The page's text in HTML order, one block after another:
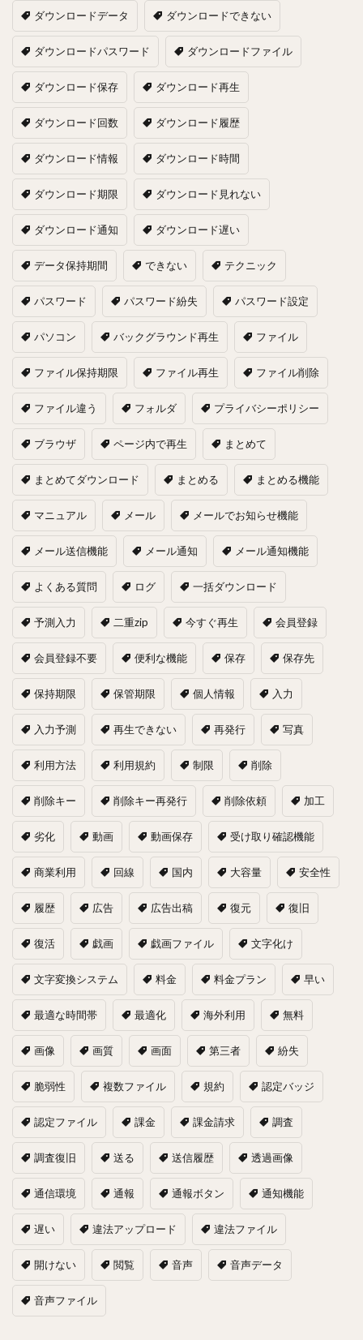
ダウンロードデータ ダウンロードできない
ダウンロードパスワード ダウンロードファイル
ダウンロード保存 ダウンロード再生
ダウンロード回数 ダウンロード履歴
ダウンロード情報 ダウンロード時間
ダウンロード期限 ダウンロード見れない
ダウンロード通知 ダウンロード遅い
データ保持期間 できない テクニック
パスワード パスワード紛失 パスワード設定
パソコン バックグラウンド再生 ファイル
ファイル保持期限 ファイル再生 ファイル削除
ファイル違う フォルダ プライバシーポリシー
ブラウザ ページ内で再生 まとめて
まとめてダウンロード まとめる まとめる機能
マニュアル メール メールでお知らせ機能
メール送信機能 メール通知 メール通知機能
よくある質問 ログ 一括ダウンロード
予測入力 二重zip 今すぐ再生 会員登録
会員登録不要 便利な機能 保存 保存先
保持期限 保管期限 個人情報 入力
入力予測 再生できない 再発行 写真
利用方法 利用規約 制限 削除
削除キー 削除キー再発行 削除依頼 加工
劣化 動画 動画保存 受け取り確認機能
商業利用 回線 国内 大容量 安全性
履歴 広告 広告出稿 復元 復旧
復活 戯画 戯画ファイル 文字化け
文字変換システム 料金 料金プラン 早い
最適な時間帯 最適化 海外利用 無料
画像 画質 画面 第三者 紛失
脆弱性 複数ファイル 規約 認定バッジ
認定ファイル 課金 課金請求 調査
調査復旧 送る 送信履歴 透過画像
通信環境 通報 通報ボタン 通知機能
遅い 違法アップロード 違法ファイル
開けない 閲覧 音声 音声データ
音声ファイル